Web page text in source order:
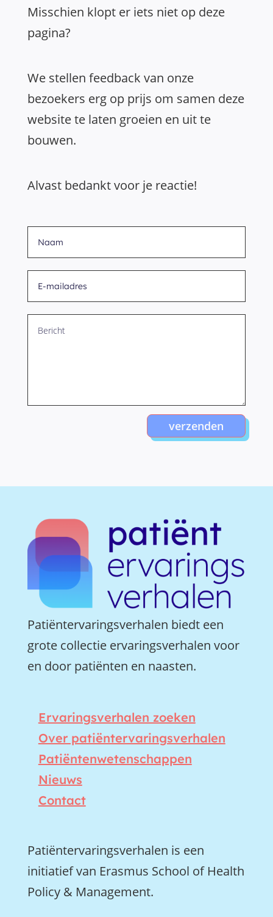
Misschien klopt er iets niet op deze
pagina?
We stellen feedback van onze
bezoekers erg op prijs om samen deze
website te laten groeien en uit te
bouwen.
Alvast bedankt voor je reactie!
verzenden
Patiëntervaringsverhalen biedt een
grote collectie ervaringsverhalen voor
en door patiënten en naasten.
Ervaringsverhalen zoeken
Over patiëntervaringsverhalen
Patiëntenwetenschappen
Nieuws
Contact
Patiëntervaringsverhalen is een
initiatief van Erasmus School of Health
Policy & Management.